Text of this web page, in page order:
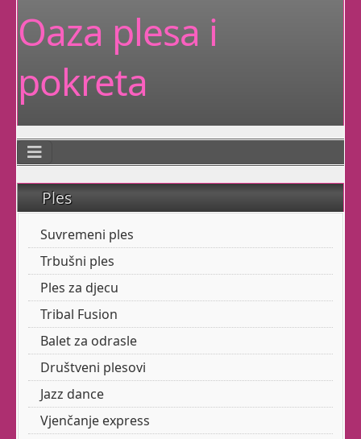
Dramatuljke i otkrivanje
vaše ženstvenosti.
Dođite na ogledni sat
bilo kojeg našega tečaja,
dovedite prijatelje,
SEZONA 2025. -
Balet za odrasle je tu
Oaza plesa i
pokreta
Ples
Suvremeni ples
Trbušni ples
Ples za djecu
Tribal Fusion
Balet za odrasle
Društveni plesovi
Jazz dance
Vjenčanje express